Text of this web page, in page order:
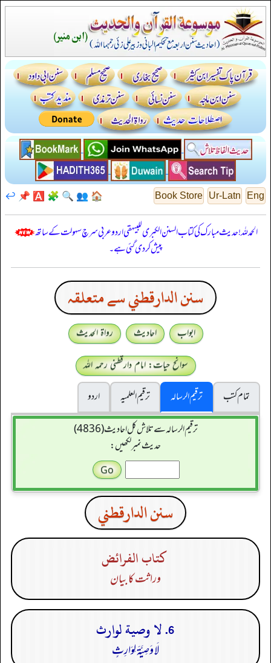
Eng
Ur-Latn
Book Store
🏠
👥
🔍
🧩
🅰️
📌
↩️
الحمدللہ! حدیث مبارک کی کتاب السنن الكبرى للبيهقي اردو عربی سرچ سہولت کے ساتھ
پیش کر دی گئی ہے۔
سنن الدارقطني سے متعلقہ
ابواب احادیث
رواۃ الحدیث
سوانح حیات: امام دارقطنی رحمہ اللہ
تمام کتب
ترقیم الرسالہ ترقیم العلمیہ
اردو
ترقیم الرسالہ سے تلاش کل احادیث (4836)
حدیث نمبر لکھیں:
سنن الدارقطني
كتاب الفرائض
وراثت کا بیان
6. لا وصية لوارث
لَا وَصِيَّةَ لِوَارِثٍ